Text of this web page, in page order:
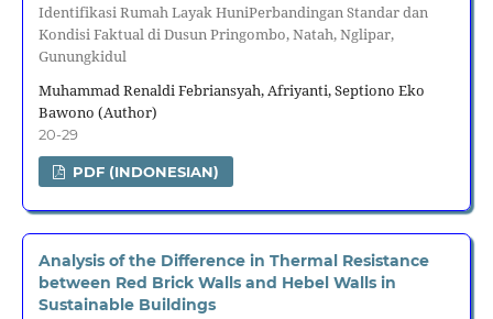
Identifikasi Rumah Layak HuniPerbandingan Standar dan
Kondisi Faktual di Dusun Pringombo, Natah, Nglipar,
Gunungkidul
Muhammad Renaldi Febriansyah, Afriyanti, Septiono Eko
Bawono (Author)
20-29
PDF (INDONESIAN)
Analysis of the Difference in Thermal Resistance
between Red Brick Walls and Hebel Walls in
Sustainable Buildings